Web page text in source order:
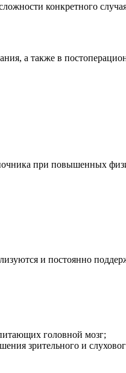
конкретного
а также в
при повышенных
и постоянно
головной мозг;
зрительного и